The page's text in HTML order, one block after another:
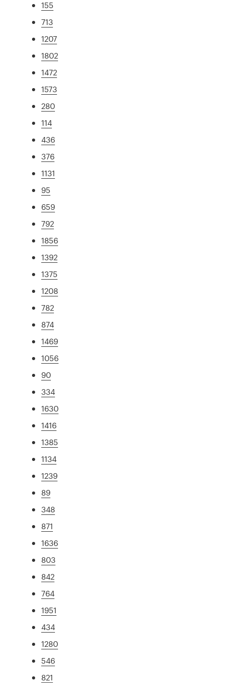
155
713
1207
1802
1472
1573
280
114
436
376
1131
95
659
792
1856
1392
1375
1208
782
874
1469
1056
90
334
1630
1416
1385
1134
1239
89
348
871
1636
803
842
764
1951
434
1280
546
821